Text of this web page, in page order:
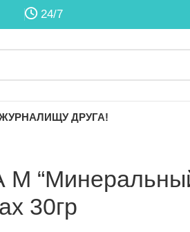
24/7
ИЩУ ДРУГА!
“Минеральный
30гр